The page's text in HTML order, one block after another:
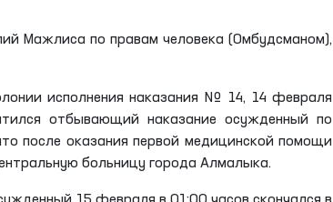
Мажлиса по правам человека (Омбудсманом),
исполнения наказания № 14, 14 февраля
отбывающий наказание осужденный по
после оказания первой медицинской помощи
больницу города Алмалыка.